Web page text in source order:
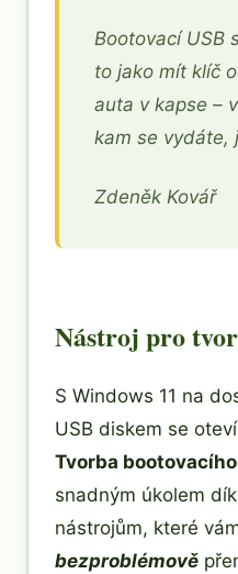
Bootovací USB
to jako mít klíč
auta v kapse –
kam se vydáte,
Zdeněk Kovář
Nástroj pro
S Windows 11 na
USB diskem se
Tvorba
snadným úkolem
nástrojům, které
bezproblémově